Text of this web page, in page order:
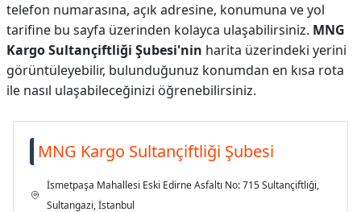
telefon numarasına, açık adresine, konumuna ve yol
tarifine bu sayfa üzerinden kolayca ulaşabilirsiniz. MNG
Kargo Sultançiftliği Şubesi'nin harita üzerindeki yerini
görüntüleyebilir, bulunduğunuz konumdan en kısa rota
ile nasıl ulaşabileceğinizi öğrenebilirsiniz.
MNG Kargo Sultançiftliği Şubesi
İsmetpaşa Mahallesi Eski Edirne Asfaltı No: 715 Sultançiftliği,
Sultangazi, İstanbul